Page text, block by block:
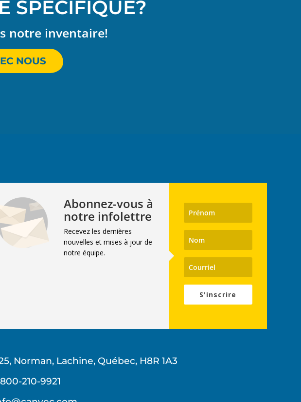
SPÉCIFIQUE?
notre inventaire!
NOUS
Abonnez-vous à
notre infolettre
Recevez les dernières
nouvelles et mises à jour de
notre équipe.
S'inscrire
Norman, Lachine, Québec, H8R 1A3
210-9921